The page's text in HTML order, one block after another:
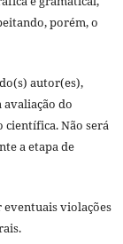
porém, o
autor(es),
avaliação do
científica. Não será
a etapa de
eventuais violações